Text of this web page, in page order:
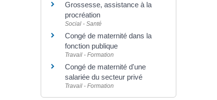
Grossesse, assistance à la
procréation
Social - Santé
Congé de maternité dans la
fonction publique
Travail - Formation
Congé de maternité d'une
salariée du secteur privé
Travail - Formation